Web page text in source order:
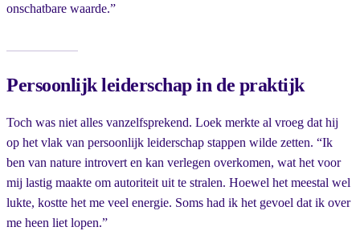
onschatbare waarde.”
Persoonlijk leiderschap in de praktijk
Toch was niet alles vanzelfsprekend. Loek merkte al vroeg dat hij
op het vlak van persoonlijk leiderschap stappen wilde zetten. “Ik
ben van nature introvert en kan verlegen overkomen, wat het voor
mij lastig maakte om autoriteit uit te stralen. Hoewel het meestal wel
lukte, kostte het me veel energie. Soms had ik het gevoel dat ik over
me heen liet lopen.”